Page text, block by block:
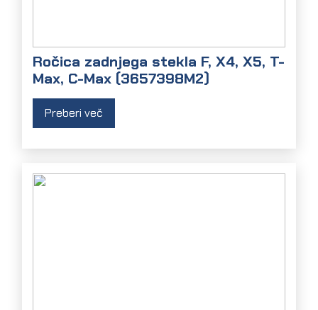
Ročica zadnjega stekla F, X4, X5, T-
Max, C-Max (3657398M2)
Preberi več